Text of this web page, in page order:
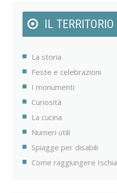
IL TERRITORIO
La storia
Feste e celebrazioni
I monumenti
Curiosità
La cucina
Numeri utili
Spiagge per disabili
Come raggiungere Ischia